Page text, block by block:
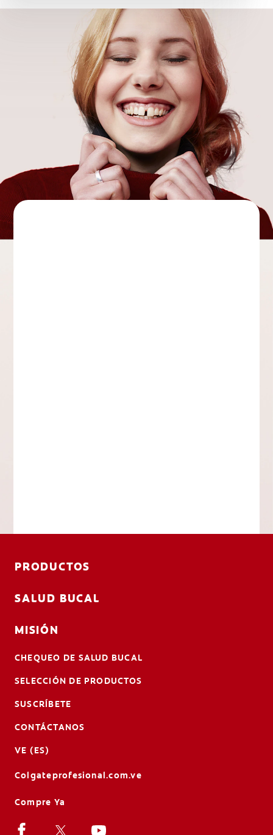
PRODUCTOS
SALUD BUCAL
MISIÓN
CHEQUEO DE SALUD BUCAL
SELECCIÓN DE PRODUCTOS
SUSCRÍBETE
CONTÁCTANOS
VE (ES)
Colgateprofesional.com.ve
Compre Ya